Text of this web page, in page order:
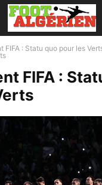
FIFA : Statu quo pour les
FIFA :